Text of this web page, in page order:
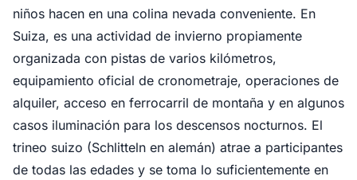
niños hacen en una colina nevada conveniente. En
Suiza, es una actividad de invierno propiamente
organizada con pistas de varios kilómetros,
equipamiento oficial de cronometraje, operaciones de
alquiler, acceso en ferrocarril de montaña y en algunos
casos iluminación para los descensos nocturnos. El
trineo suizo (Schlitteln en alemán) atrae a participantes
de todas las edades y se toma lo suficientemente en